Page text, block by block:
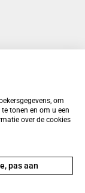
om
tonen en om u een
over de cookies
pas aan